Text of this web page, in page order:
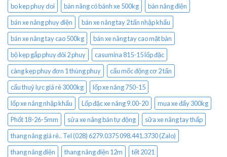
bo kep phuy doi
bàn nâng có bánh xe 500kg
bàn nâng điện
bán xe nâng phuy điện
bán xe nâng tay 2 tấn nhập khẩu
bán xe nâng tay cao 500kg
bán xe nâng tay cao mặt bàn
bộ kẹp gắp phuy đôi 2 phuy
casumina 815-15 lốp đặc
càng kẹp phuy đơn 1 thùng phuy
cẩu mốc động cơ 2 tấn
cẩu thuỷ lực giá rẻ 3000kg
lốp xe nâng 750-15
lốp xe nâng nhập khẩu
Lốp đặc xe nâng 9.00-20
mua xe đẩy 300kg
Phốt 18-26-5mm
sửa xe nâng bán tự động
sữa xe nâng tay thấp
thang nâng giá rẻ.. Tel (028) 6279.0375 098.441.3730 (Zalo)
thang nâng điện
thang nâng điện 12m
tết 2021